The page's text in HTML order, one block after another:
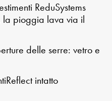
ReduSystems
la pioggia lava via il
delle serre: vetro e
intatto